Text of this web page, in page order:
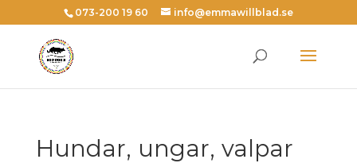
073-200 19 60 info@emmawillblad.se
Hundar, ungar, valpar